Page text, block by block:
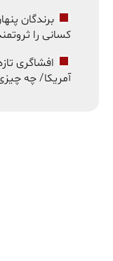
کسانی را
افشاگری
آمریکا/ چه